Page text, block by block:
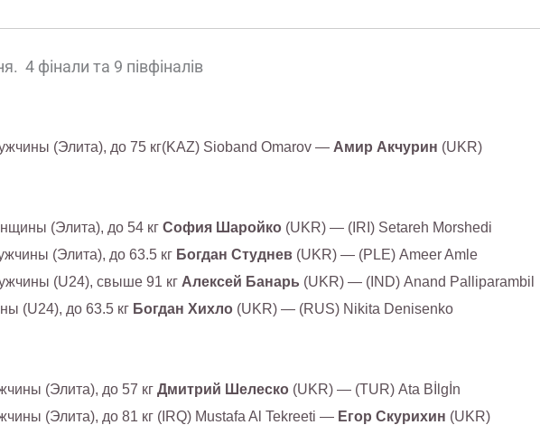
4 фінали та 9 півфіналів
(Элита), до 75 кг(KAZ) Sioband Omarov — Амир Акчурин (UKR)
(Элита), до 54 кг София Шаройко (UKR) — (IRI) Setareh Morshedi
(Элита), до 63.5 кг Богдан Студнев (UKR) — (PLE) Ameer Amle
(U24), свыше 91 кг Алексей Банарь (UKR) — (IND) Anand Palliparambil
(U24), до 63.5 кг Богдан Хихло (UKR) — (RUS) Nikita Denisenko
(Элита), до 57 кг Дмитрий Шелеско (UKR) — (TUR) Ata Bİlgİn
(Элита), до 81 кг (IRQ) Mustafa Al Tekreeti — Егор Скурихин (UKR)